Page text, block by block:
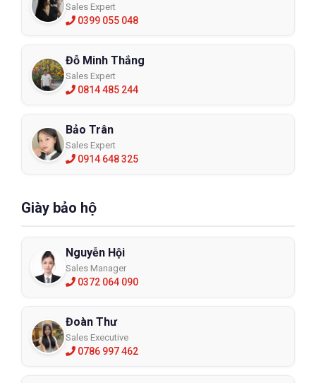
Sales Expert
0399 055 048
Đỗ Minh Thắng
Sales Expert
0814 485 244
Bảo Trân
Sales Expert
0914 648 325
Giày bảo hộ
Nguyễn Hội
Sales Manager
0372 064 090
Đoàn Thư
Sales Executive
0786 997 462